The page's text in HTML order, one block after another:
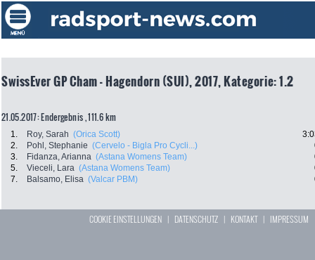
SwissEver GP Cham - Hagendorn (SUI), 2017, Kategorie: 1.2
21.05.2017: Endergebnis , 111.6 km
1. Roy, Sarah (Orica Scott)
2.
Pohl, Stephanie (Cervelo - Bigla Pro Cycli...)
3.
Fidanza, Arianna (Astana Womens Team)
5.
Vieceli, Lara (Astana Womens Team)
7.
Balsamo, Elisa (Valcar PBM)
COOKIE EINSTELLUNGEN | DATENSCHUTZ | KONTAKT| IMPRESSUM